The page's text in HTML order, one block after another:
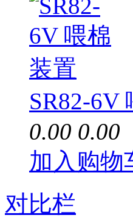
SR82-6V
0.00 0.00
加入购物
对比栏